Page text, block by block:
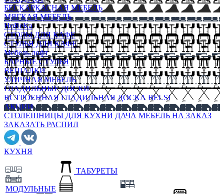
БЕСКАРКАСНАЯ МЕБЕЛЬ
МЯГКАЯ МЕБЕЛЬ
HoReKa
СТОЛЫ ДЛЯ КАФЕ
СТУЛЬЯ ДЛЯ КАФЕ
Мебель лофт
БАРНЫЕ СТУЛЬЯ
ВЕШАЛКИ
УЛИЧНАЯ МЕБЕЛЬ
ГЛАДИЛЬНЫЕ ДОСКИ
ВСТРОЕННАЯ ГЛАДИЛЬНАЯ ДОСКА BELSI
АКЦИИ
СТОЛЕШНИЦЫ ДЛЯ КУХНИ ДАЧА МЕБЕЛЬ НА ЗАКАЗ
ЗАКАЗАТЬ РАСПИЛ
КУХНЯ
МОДУЛЬНЫЕ
ТАБУРЕТЫ